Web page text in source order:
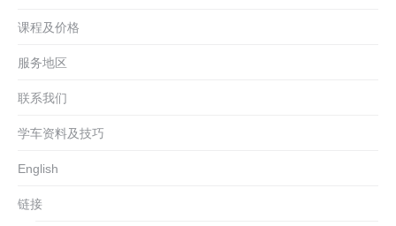
课程及价格
服务地区
联系我们
学车资料及技巧
English
链接